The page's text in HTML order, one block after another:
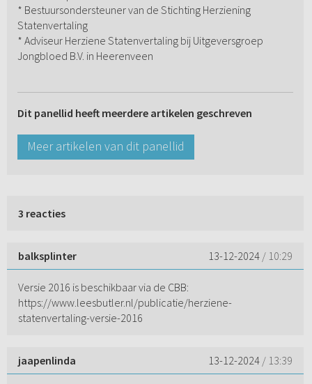
* Bestuursondersteuner van de Stichting Herziening
Statenvertaling
* Adviseur Herziene Statenvertaling bij Uitgeversgroep
Jongbloed B.V. in Heerenveen
Dit panellid heeft meerdere artikelen geschreven
Meer artikelen van dit panellid
3 reacties
balksplinter 13-12-2024 / 10:29
Versie 2016 is beschikbaar via de CBB:
https://www.leesbutler.nl/publicatie/herziene-
statenvertaling-versie-2016
jaapenlinda 13-12-2024 / 13:39